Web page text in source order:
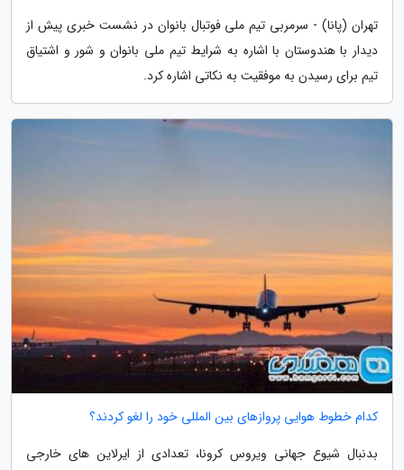
تهران (پانا) - سرمربی تیم ملی فوتبال بانوان در نشست خبری پیش از
دیدار با هندوستان با اشاره به شرایط تیم ملی بانوان و شور و اشتیاق
تیم برای رسیدن به موفقیت به نکاتی اشاره کرد.
کدام خطوط هوایی پروازهای بین المللی خود را لغو کردند؟
بدنبال شیوع جهانی ویروس کرونا، تعدادی از ایرلاین های خارجی